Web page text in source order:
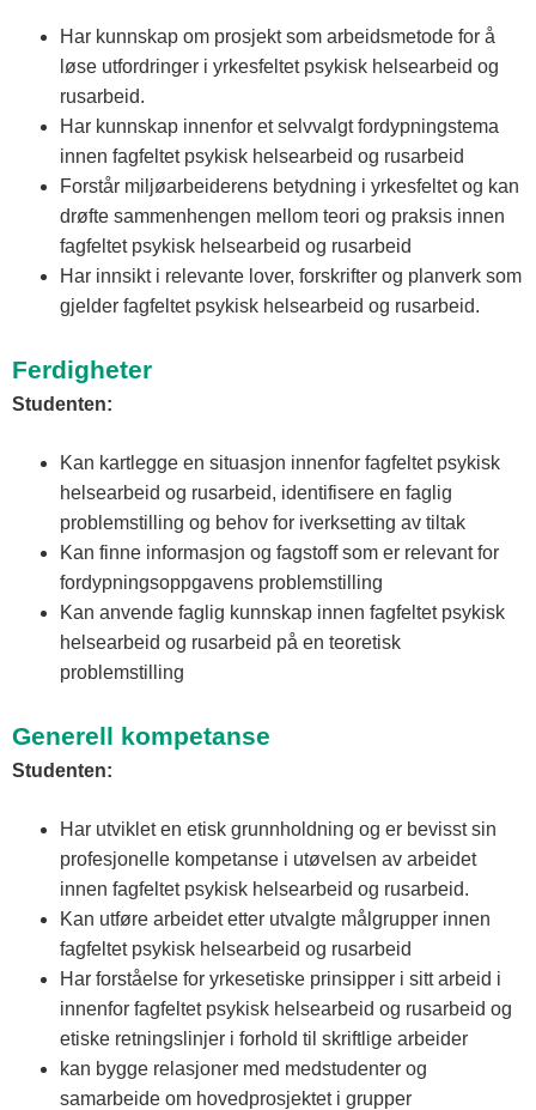
Har kunnskap om prosjekt som arbeidsmetode for å
løse utfordringer i yrkesfeltet psykisk helsearbeid og
rusarbeid.
Har kunnskap innenfor et selvvalgt fordypningstema
innen fagfeltet psykisk helsearbeid og rusarbeid
Forstår miljøarbeiderens betydning i yrkesfeltet og kan
drøfte sammenhengen mellom teori og praksis innen
fagfeltet psykisk helsearbeid og rusarbeid
Har innsikt i relevante lover, forskrifter og planverk som
gjelder fagfeltet psykisk helsearbeid og rusarbeid.
Ferdigheter
Studenten:
Kan kartlegge en situasjon innenfor fagfeltet psykisk
helsearbeid og rusarbeid, identifisere en faglig
problemstilling og behov for iverksetting av tiltak
Kan finne informasjon og fagstoff som er relevant for
fordypningsoppgavens problemstilling
Kan anvende faglig kunnskap innen fagfeltet psykisk
helsearbeid og rusarbeid på en teoretisk
problemstilling
Generell kompetanse
Studenten:
Har utviklet en etisk grunnholdning og er bevisst sin
profesjonelle kompetanse i utøvelsen av arbeidet
innen fagfeltet psykisk helsearbeid og rusarbeid.
Kan utføre arbeidet etter utvalgte målgrupper innen
fagfeltet psykisk helsearbeid og rusarbeid
Har forståelse for yrkesetiske prinsipper i sitt arbeid i
innenfor fagfeltet psykisk helsearbeid og rusarbeid og
etiske retningslinjer i forhold til skriftlige arbeider
kan bygge relasjoner med medstudenter og
samarbeide om hovedprosjektet i grupper